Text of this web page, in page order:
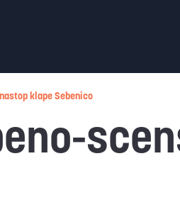
klape Sebenico